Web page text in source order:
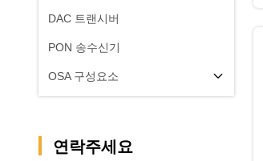
DAC 트랜시버
PON 송수신기
OSA 구성요소
연락주세요